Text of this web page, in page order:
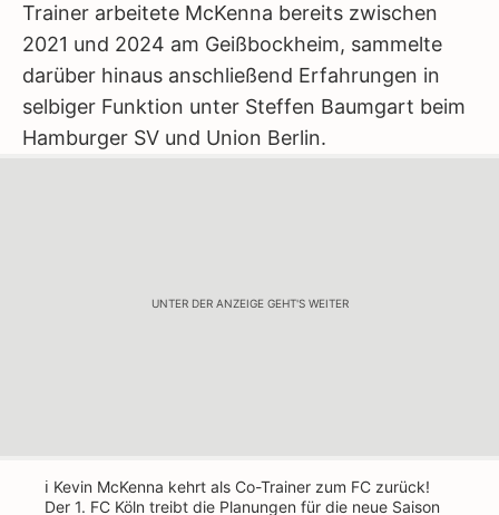
Trainer arbeitete McKenna bereits zwischen
2021 und 2024 am Geißbockheim, sammelte
darüber hinaus anschließend Erfahrungen in
selbiger Funktion unter Steffen Baumgart beim
Hamburger SV und Union Berlin.
UNTER DER ANZEIGE GEHT'S WEITER
ℹ️ Kevin McKenna kehrt als Co-Trainer zum FC zurück!
Der 1. FC Köln treibt die Planungen für die neue Saison